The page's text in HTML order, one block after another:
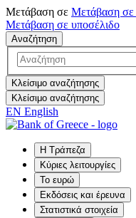
Μετάβαση σε Μετάβαση σε
Μετάβαση σε υποσέλιδο
Αναζήτηση
Κλείσιμο αναζήτησης
Κλείσιμο αναζήτησης
EN English
Η Τράπεζα
Κύριες λειτουργίες
Το ευρώ
Εκδόσεις και έρευνα
Στατιστικά στοιχεία